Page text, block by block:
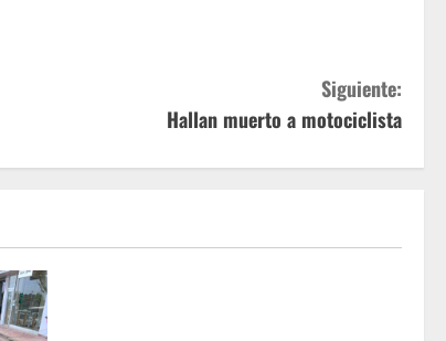
Siguiente:
Hallan muerto a motociclista